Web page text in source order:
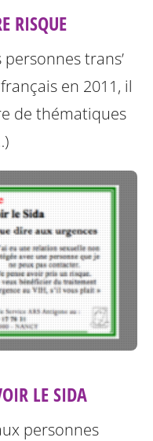
RISQUE
trans’
en 2011, il
de thématiques
LE SIDA
personnes